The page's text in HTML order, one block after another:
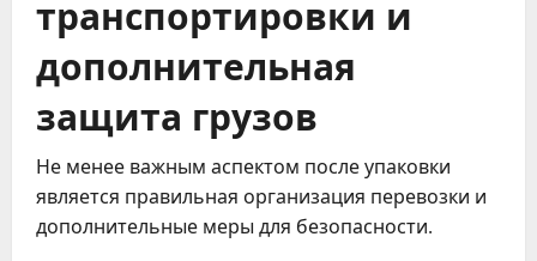
транспортировки и
дополнительная
защита грузов
Не менее важным аспектом после упаковки
является правильная организация перевозки и
дополнительные меры для безопасности.